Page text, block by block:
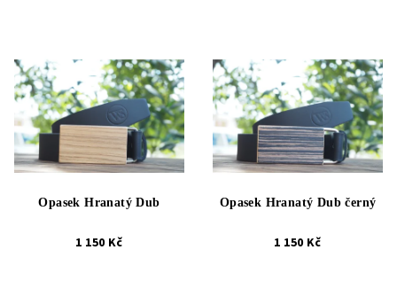
p
r
o
d
u
ý
p
s
p
Opasek Hranatý Dub
1 150 Kč
Opasek Hranatý Dub černý
1 150 Kč